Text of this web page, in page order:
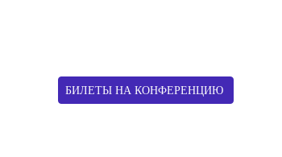
БИЛЕ­ТЫ НА КОНФЕРЕНЦИЮ